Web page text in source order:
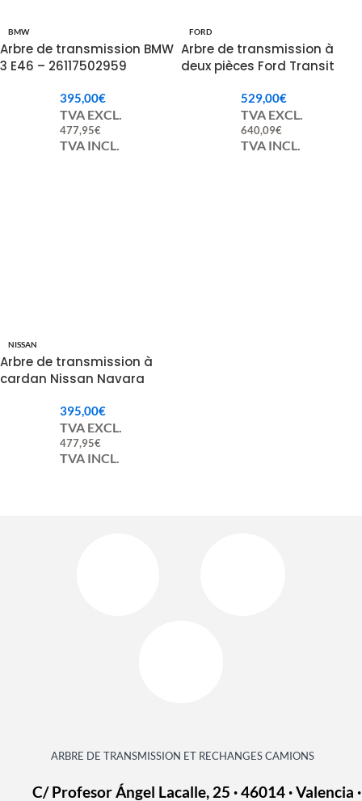
BMW
Arbre de transmission BMW
3 E46 – 26117502959
395,00€
TVA EXCL.
477,95€
TVA INCL.
FORD
Arbre de transmission à
deux pièces Ford Transit
529,00€
TVA EXCL.
640,09€
TVA INCL.
NISSAN
Arbre de transmission à
cardan Nissan Navara
395,00€
TVA EXCL.
477,95€
TVA INCL.
ARBRE DE TRANSMISSION ET RECHANGES CAMIONS
C/ Profesor Ángel Lacalle, 25 · 46014 · Valencia ·